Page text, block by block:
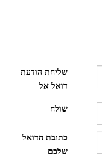
שליחת הודעת
דואל אל
שולח
כתובת הדואל
שלכם